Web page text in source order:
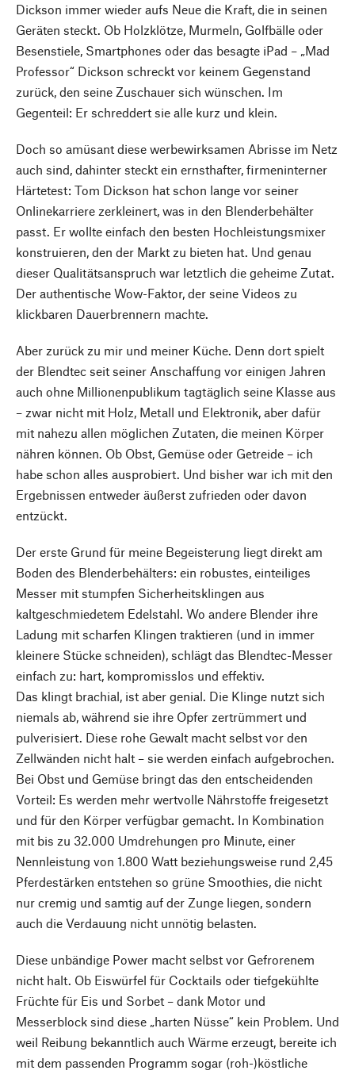
Dickson immer wieder aufs Neue die Kraft, die in seinen
Geräten steckt. Ob Holzklötze, Murmeln, Golfbälle oder
Besenstiele, Smartphones oder das besagte iPad – „Mad
Professor“ Dickson schreckt vor keinem Gegenstand
zurück, den seine Zuschauer sich wünschen. Im
Gegenteil: Er schreddert sie alle kurz und klein.
Doch so amüsant diese werbewirksamen Abrisse im Netz
auch sind, dahinter steckt ein ernsthafter, firmeninterner
Härtetest: Tom Dickson hat schon lange vor seiner
Onlinekarriere zerkleinert, was in den Blenderbehälter
passt. Er wollte einfach den besten Hochleistungsmixer
konstruieren, den der Markt zu bieten hat. Und genau
dieser Qualitätsanspruch war letztlich die geheime Zutat.
Der authentische Wow-Faktor, der seine Videos zu
klickbaren Dauerbrennern machte.
Aber zurück zu mir und meiner Küche. Denn dort spielt
der Blendtec seit seiner Anschaffung vor einigen Jahren
auch ohne Millionenpublikum tagtäglich seine Klasse aus
– zwar nicht mit Holz, Metall und Elektronik, aber dafür
mit nahezu allen möglichen Zutaten, die meinen Körper
nähren können. Ob Obst, Gemüse oder Getreide – ich
habe schon alles ausprobiert. Und bisher war ich mit den
Ergebnissen entweder äußerst zufrieden oder davon
entzückt.
Der erste Grund für meine Begeisterung liegt direkt am
Boden des Blenderbehälters: ein robustes, einteiliges
Messer mit stumpfen Sicherheitsklingen aus
kaltgeschmiedetem Edelstahl. Wo andere Blender ihre
Ladung mit scharfen Klingen traktieren (und in immer
kleinere Stücke schneiden), schlägt das Blendtec-Messer
einfach zu: hart, kompromisslos und effektiv.
Das klingt brachial, ist aber genial. Die Klinge nutzt sich
niemals ab, während sie ihre Opfer zertrümmert und
pulverisiert. Diese rohe Gewalt macht selbst vor den
Zellwänden nicht halt – sie werden einfach aufgebrochen.
Bei Obst und Gemüse bringt das den entscheidenden
Vorteil: Es werden mehr wertvolle Nährstoffe freigesetzt
und für den Körper verfügbar gemacht. In Kombination
mit bis zu 32.000 Umdrehungen pro Minute, einer
Nennleistung von 1.800 Watt beziehungsweise rund 2,45
Pferdestärken entstehen so grüne Smoothies, die nicht
nur cremig und samtig auf der Zunge liegen, sondern
auch die Verdauung nicht unnötig belasten.
Diese unbändige Power macht selbst vor Gefrorenem
nicht halt. Ob Eiswürfel für Cocktails oder tiefgekühlte
Früchte für Eis und Sorbet – dank Motor und
Messerblock sind diese „harten Nüsse“ kein Problem. Und
weil Reibung bekanntlich auch Wärme erzeugt, bereite ich
mit dem passenden Programm sogar (roh-)köstliche